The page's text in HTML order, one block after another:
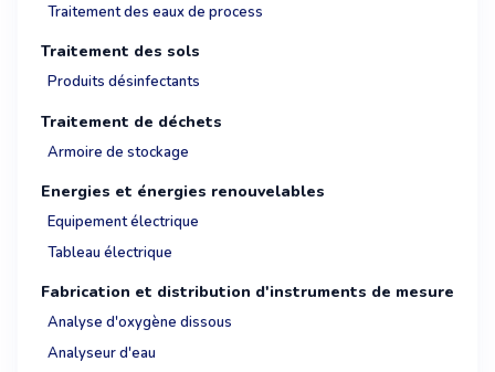
Traitement des eaux de process
Traitement des sols
Produits désinfectants
Traitement de déchets
Armoire de stockage
Energies et énergies renouvelables
Equipement électrique
Tableau électrique
Fabrication et distribution d'instruments de mesure
Analyse d'oxygène dissous
Analyseur d'eau